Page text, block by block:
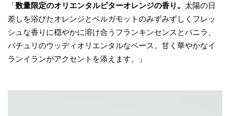
「数量限定のオリエンタルビターオレンジの香り。 太陽の日
差しを浴びたオレンジとベルガモットのみずみずしくフレッ
シュな香りに穏やかに溶け合うフランキンセンスとバニラ、
パチュリのウッディオリエンタルなベース。甘く華やかなイ
ランイランがアクセントを添えます。」